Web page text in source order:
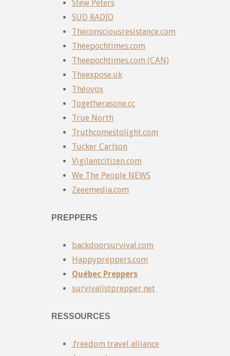
Stew Peters
SUD RADIO
Theconsciousresistance.com
Theepochtimes.com
Theepochtimes.com (CAN)
Theexpose.uk
Théovox
Togetherasone.cc
True North
Truthcomestolight.com
Tucker Carlson
Vigilantcitizen.com
We The People NEWS
Zeeemedia.com
PREPPERS
backdoorsurvival.com
Happypreppers.com
Québec Preppers
survivalistprepper.net
RESSOURCES
.freedom travel alliance